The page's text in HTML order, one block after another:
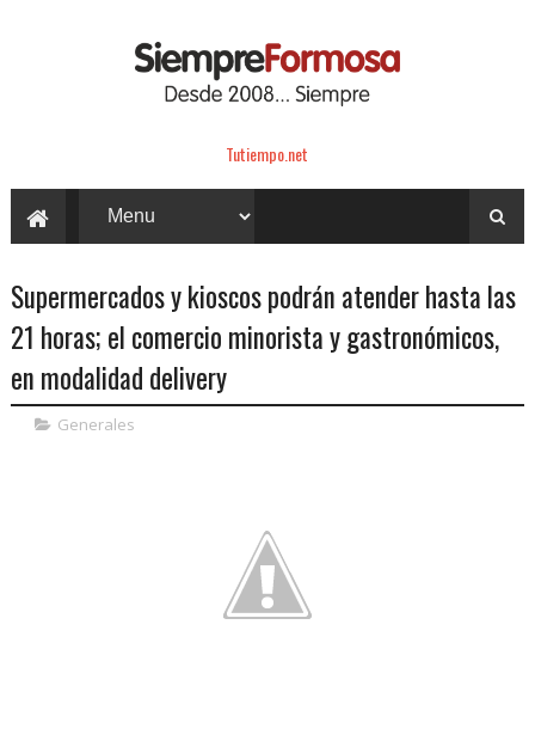
Tutiempo.net
Supermercados y kioscos podrán atender hasta las
21 horas; el comercio minorista y gastronómicos,
en modalidad delivery
Generales